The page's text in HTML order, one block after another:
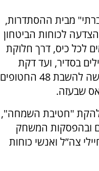
מבית ההסתדרות,
לכוחות הביטחון
לכל כיס, דרך חלוקת
בסדיר, ועד דקת
מחיאות כפיים בשניה ה-48 בדרישה להשבת 48 החטופים
שבעזה.
להקת "חטיבת השמחה",
ובהפסקות המשחק
צה”ל ואנשי כוחות